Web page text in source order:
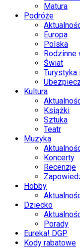
Matura
Podróże
Europa
Polska
Rodzinne
Świat
Turystyka
Kultura
Książki
Sztuka
Teatr
Muzyka
Koncerty
Recenzje
Hobby
Dziecko
Porady
Eureka! DGP
Kody rabatowe